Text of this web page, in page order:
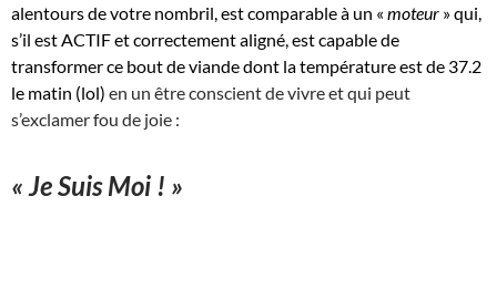
alentours de votre nombril, est comparable à un « moteur » qui,
s’il est ACTIF et correctement aligné, est capable de
transformer ce bout de viande dont la température est de 37.2
le matin (lol) en un être conscient de vivre et qui peut
s’exclamer fou de joie :
« Je Suis Moi ! »